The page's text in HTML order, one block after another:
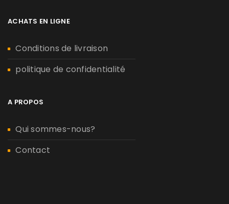
ACHATS EN LIGNE
Conditions de livraison
politique de confidentialité
A PROPOS
Qui sommes-nous?
Contact